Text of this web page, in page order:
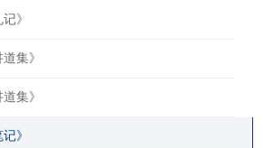
》
集》
集》
》